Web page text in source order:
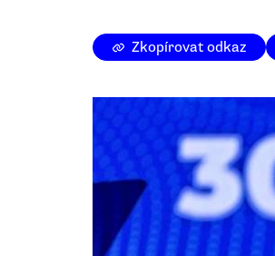
Zkopírovat odkaz